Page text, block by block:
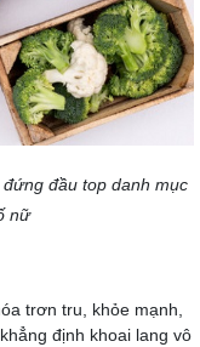
đầu top danh mục
nữ
trơn tru, khỏe mạnh,
định khoai lang vô